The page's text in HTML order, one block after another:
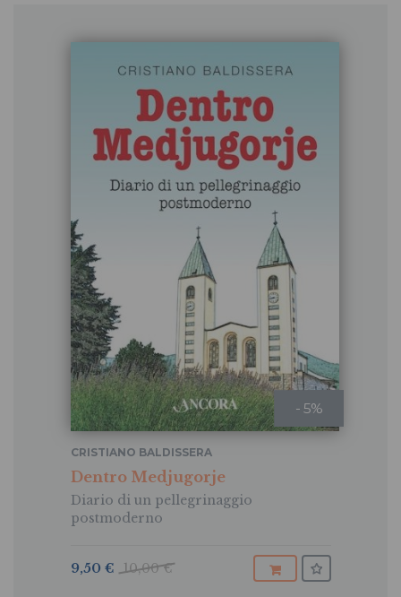
- 5%
Dentro Medjugorje
Diario di un pellegrinaggio
postmoderno
CRISTIANO BALDISSERA
10,00 €
9,50 €